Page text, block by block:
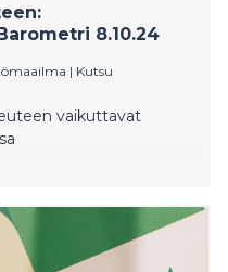
8.10.24
| Kutsu
vaikuttavat